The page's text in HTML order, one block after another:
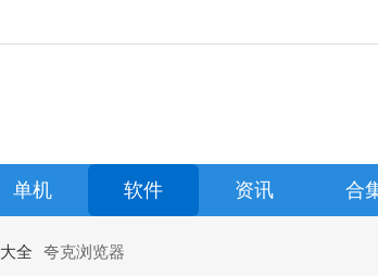
单机 软件 资讯 合
大全 夸克浏览器